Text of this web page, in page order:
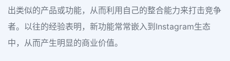
出类似的产品或功能，从而利用自己的整合能力来打击竞争
者。以往的经验表明，新功能常常嵌入到Instagram生态
中，从而产生明显的商业价值。